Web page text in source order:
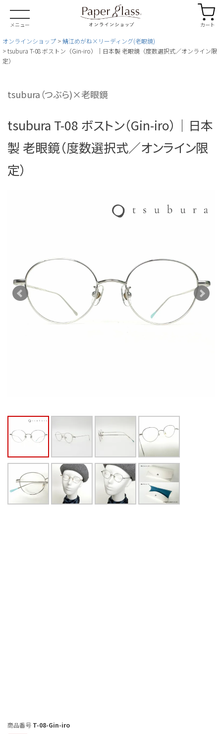
メニュー カート
オンラインショップ
鯖江めがね×リーディング(老眼鏡)
tsubura T-08 ボストン（Gin-iro）｜日本製 老眼鏡（度数選択式／オンライン限
定）
tsubura（つぶら)×老眼鏡
tsubura T-08 ボストン（Gin-iro）｜日本
製 老眼鏡（度数選択式／オンライン限
定）
商品番号 T-08-Gin-iro